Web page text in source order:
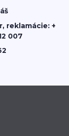
reklamácie: +
007